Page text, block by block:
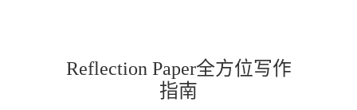
Reflection Paper全方位写作
指南